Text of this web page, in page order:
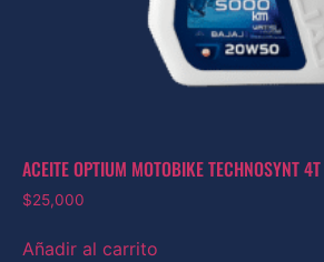
ACEITE OPTIUM MOTOBIKE TECHNOSYNT
$25,000
Añadir al carrito